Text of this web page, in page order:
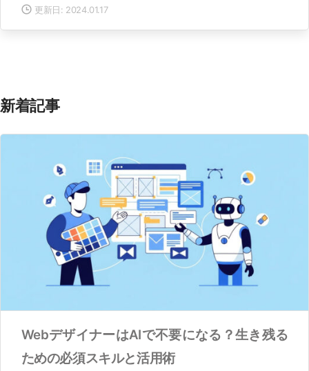
更新日: 2024.01.17
新着記事
WebデザイナーはAIで不要になる？生き残る
ための必須スキルと活用術